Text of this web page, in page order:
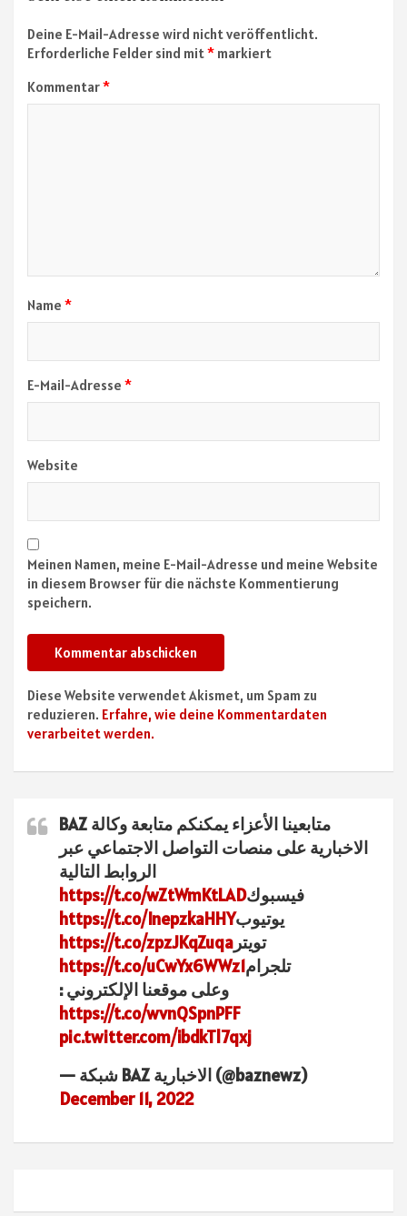
Deine E-Mail-Adresse wird nicht veröffentlicht.
Erforderliche Felder sind mit* markiert
Kommentar*
Name *
E-Mail-Adresse *
Website
Meinen Namen, meine E-Mail-Adresse und meine Website
in diesem Browser für die nächste Kommentierung
speichern.
Diese Website verwendet Akismet, um Spam zu
reduzieren. Erfahre, wie deine Kommentardaten
verarbeitet werden.
متابعينا الأعزاء يمكنكم متابعة وكالة BAZ
الاخبارية على منصات التواصل الاجتماعي عبر
الروابط التالية
فيسبوكhttps://t.co/wZtWmKtLAD
يوتيوبhttps://t.co/InepzkaHHY
تويتر https://t.co/zpzJKqZuqa
تلجرامhttps://t.co/uCwYx6WWz1
وعلى موقعنا الإلكتروني :
https://t.co/wvnQSpnPFF
pic.twitter.com/ibdkTl7qxj
— شبكة BAZ الاخبارية (@baznewz)
December 11, 2022